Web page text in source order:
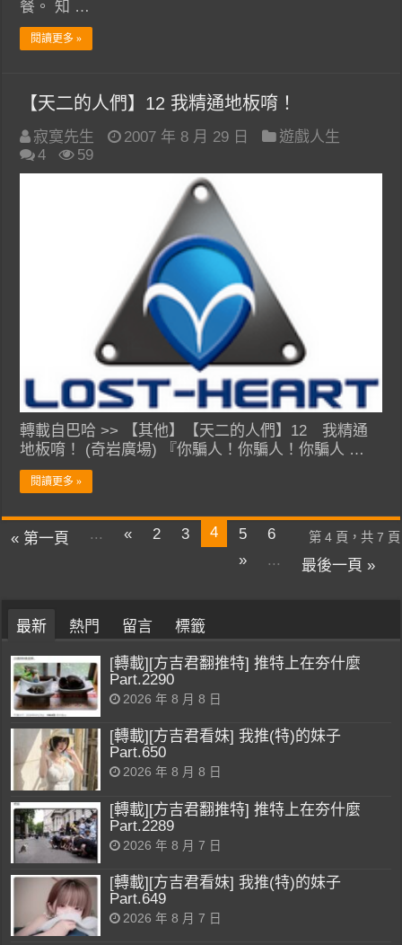
餐。 知 …
閱讀更多 »
【天二的人們】12 我精通地板唷！
寂寞先生 2007 年 8 月 29 日
遊戲人生
4
59
轉載自巴哈 >> 【其他】【天二的人們】12 我精通
地板唷！ (奇岩廣場) 『你騙人！你騙人！你騙人 …
閱讀更多 »
第 4 頁，共 7 頁
« 第一頁 ... « 2 3 4 5
6
»
... 最後一頁 »
最新 熱門 留言 標籤
[轉載][方吉君翻推特] 推特上在夯什麼
Part.2290
2026 年 8 月 8 日
[轉載][方吉君看妹] 我推(特)的妹子
Part.650
2026 年 8 月 8 日
[轉載][方吉君翻推特] 推特上在夯什麼
Part.2289
2026 年 8 月 7 日
[轉載][方吉君看妹] 我推(特)的妹子
Part.649
2026 年 8 月 7 日